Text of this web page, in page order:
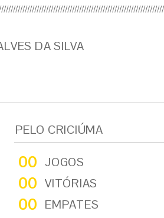
DA SILVA
PELO CRICIÚMA
00 JOGOS
00 VITÓRIAS
00 EMPATES